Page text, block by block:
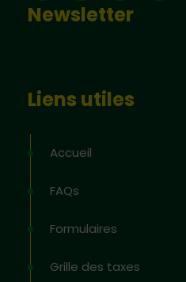
Newsletter
Liens utiles
Accueil
FAQs
Formulaires
Grille des taxes